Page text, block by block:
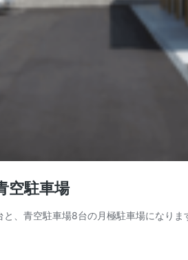
空駐車場
、青空駐車場8台の月極駐車場になり